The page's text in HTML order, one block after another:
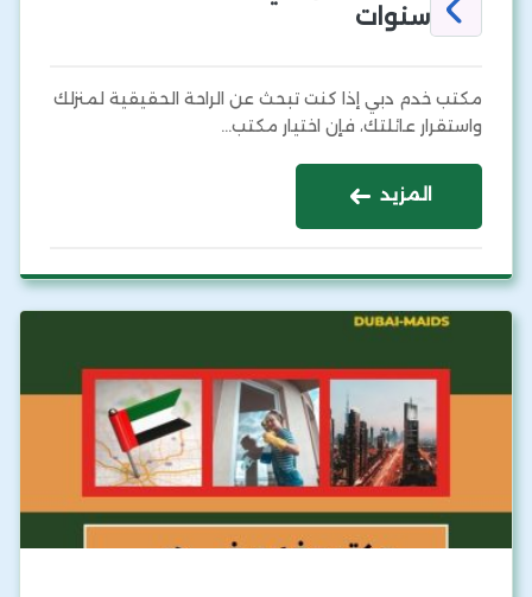
سنوات
مكتب خدم دبي إذا كنت تبحث عن الراحة الحقيقية لمنزلك
واستقرار عائلتك، فإن اختيار مكتب…
المزيد